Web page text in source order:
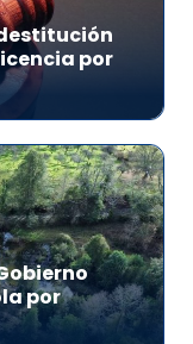
por
por